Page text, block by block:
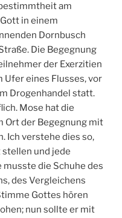
am
in einem
Dornbusch
Die Begegnung
der Exerzitien
Ufer eines Flusses, vor
Drogenhandel statt.
Mose hat die
Ort der Begegnung mit
Ich verstehe dies so,
stellen und jede
die Schuhe des
des Vergleichens
Gottes hören
nun sollte er mit